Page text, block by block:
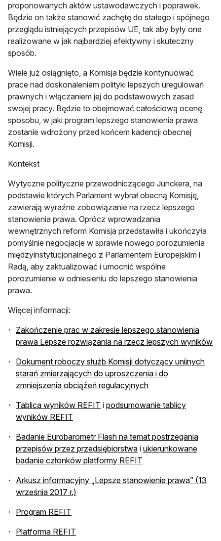
proponowanych aktów ustawodawczych i poprawek.
Będzie on także stanowić zachętę do stałego i spójnego
przeglądu istniejących przepisów UE, tak aby były one
realizowane w jak najbardziej efektywny i skuteczny
sposób.
Wiele już osiągnięto, a Komisja będzie kontynuować
prace nad doskonaleniem polityki lepszych uregulowań
prawnych i włączaniem jej do podstawowych zasad
swojej pracy. Będzie to obejmować całościową ocenę
sposobu, w jaki program lepszego stanowienia prawa
zostanie wdrożony przed końcem kadencji obecnej
Komisji.
Kontekst
Wytyczne polityczne przewodniczącego Junckera, na
podstawie których Parlament wybrał obecną Komisję,
zawierają wyraźne zobowiązanie na rzecz lepszego
stanowienia prawa. Oprócz wprowadzania
wewnętrznych reform Komisja przedstawiła i ukończyła
pomyślnie negocjacje w sprawie nowego porozumienia
międzyinstytucjonalnego z Parlamentem Europejskim i
Radą, aby zaktualizować i umocnić wspólne
porozumienie w odniesieniu do lepszego stanowienia
prawa.
Więcej informacji:
Zakończenie prac w zakresie lepszego stanowienia
prawa Lepsze rozwiązania na rzecz lepszych wyników
Dokument roboczy służb Komisji dotyczący unijnych
starań zmierzających do uproszczenia i do
zmniejszenia obciążeń regulacyjnych
Tablica wyników REFIT i podsumowanie tablicy
wyników REFIT
Badanie Eurobarometr Flash na temat postrzegania
przepisów przez przedsiębiorstwa i ukierunkowane
badanie członków platformy REFIT
Arkusz informacyjny „Lepsze stanowienie prawa” (13
września 2017 r.)
Program REFIT
Platforma REFIT